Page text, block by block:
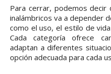
Para cerrar, podemos decir
inalámbricos va a depender
como el uso, el estilo de
Cada categoría ofrece
adaptan a diferentes
opción adecuada para cada